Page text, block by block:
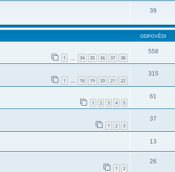
39
ODPOVĚDI
1 34 35 36 37 38
558
1 … 18 19 20 21 22
315
1 2 3 4 5
61
1 2 3
37
13
1 2
26